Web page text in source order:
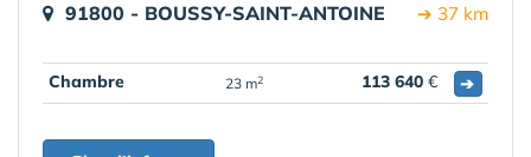
91800 - BOUSSY-SAINT-ANTOINE ➔ 37 km
Chambre 23 m2 113 640 € ➔